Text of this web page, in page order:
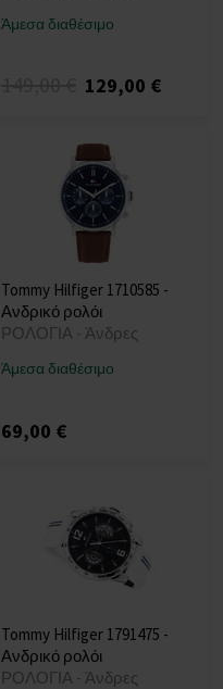
Άμεσα διαθέσιμο
129,00 €
Tommy Hilfiger 1710585 -
Ανδρικό ρολόι
ΡΟΛΟΓΙΑ - Άνδρες
Άμεσα διαθέσιμο
69,00 €
Tommy Hilfiger 1791475 -
Ανδρικό ρολόι
ΡΟΛΟΓΙΑ - Άνδρες